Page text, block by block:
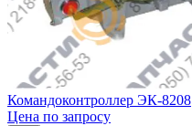
Командоконтроллер ЭК-8208
Цена по запросу